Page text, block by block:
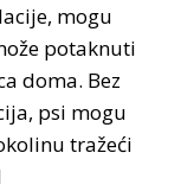
mogu
potaknuti
doma. Bez
psi mogu
tražeći